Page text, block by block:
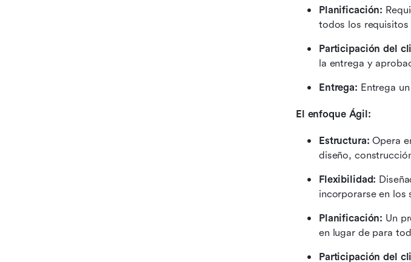
Planificación:
todos los
Participación del
la entrega y
Entrega: Entrega
El enfoque Ágil:
Estructura: Opera
diseño,
Flexibilidad:
incorporarse en los
Planificación: Un
en lugar de para
Participación del